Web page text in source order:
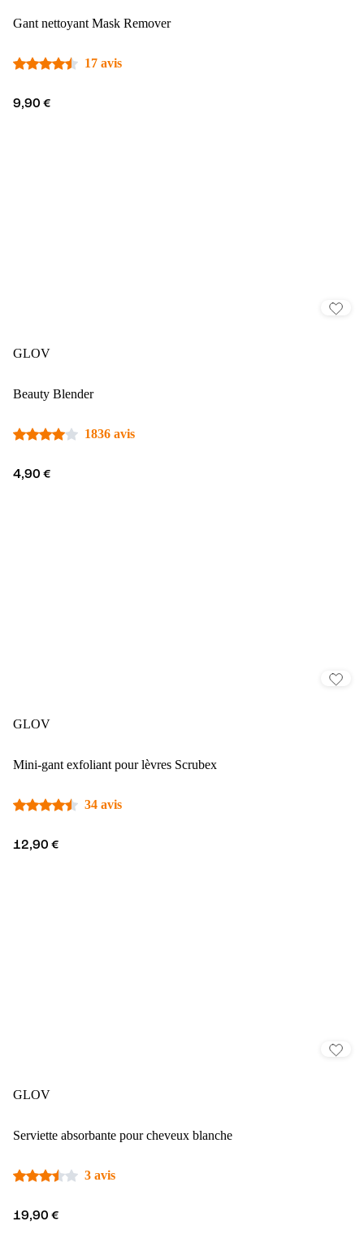
Gant nettoyant Mask Remover
17 avis
9,90 €
GLOV
Beauty Blender
1836 avis
4,90 €
GLOV
Mini-gant exfoliant pour lèvres Scrubex
34 avis
12,90 €
GLOV
Serviette absorbante pour cheveux blanche
3 avis
19,90 €